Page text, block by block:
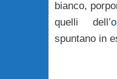
bianco,
quelli dell’
spuntano in